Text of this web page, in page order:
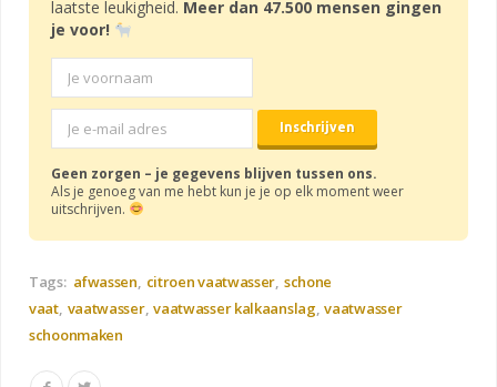
laatste leukigheid. Meer dan 47.500 mensen gingen
je voor!
Geen zorgen – je gegevens blijven tussen ons.
Als je genoeg van me hebt kun je je op elk moment weer
uitschrijven.
Tags: afwassen citroen vaatwasser schone
vaat vaatwasser vaatwasser kalkaanslag vaatwasser
schoonmaken